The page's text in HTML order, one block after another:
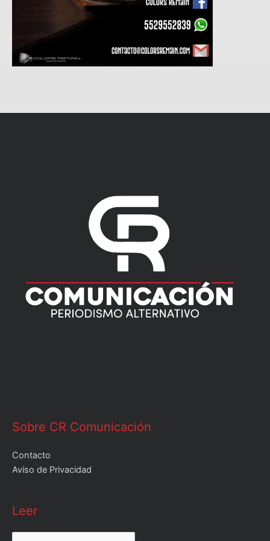
Sobre CR Comunicación
Contacto
Aviso de Privacidad
Leer
Leer